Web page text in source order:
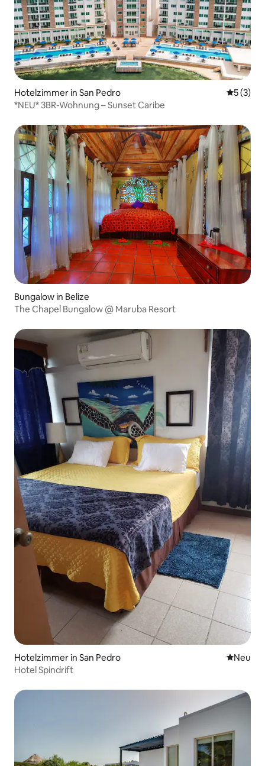
Hotelzimmer in San Pedro
5 (3)
*NEU* 3BR-Wohnung – Sunset Caribe
Bungalow in Belize
The Chapel Bungalow @ Maruba Resort
Hotelzimmer in San Pedro Neue
Neu
Hotel Spindrift